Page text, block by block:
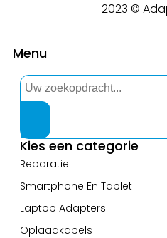
2023 ©
Menu
Kies een categorie
Reparatie
Smartphone En Tablet
Laptop Adapters
Oplaadkabels